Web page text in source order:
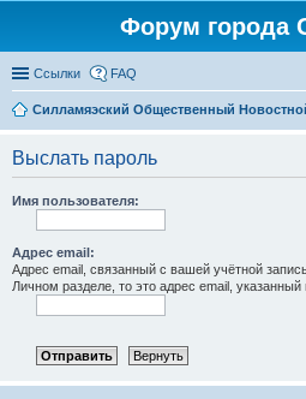
Форум города
Ссылки FAQ
Силламяэский Общественный
Выслать пароль
Имя пользователя:
Адрес email:
Адрес email, связанный с вашей учётной
Личном разделе, то это адрес email, указанный